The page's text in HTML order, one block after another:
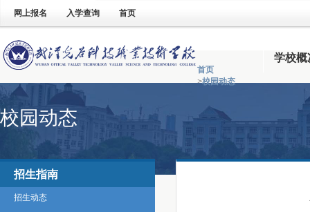
网上报名 入学查询 首页
学校概
首页
>校园动态
校园动态
招生指南
招生动态